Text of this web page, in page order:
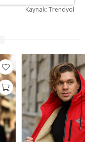
Kaynak: Trendyol